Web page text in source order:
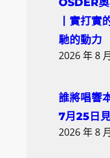
丨實打實
馳的動力
2026 年 8
誰將唱響
7月25日
2026 年 8